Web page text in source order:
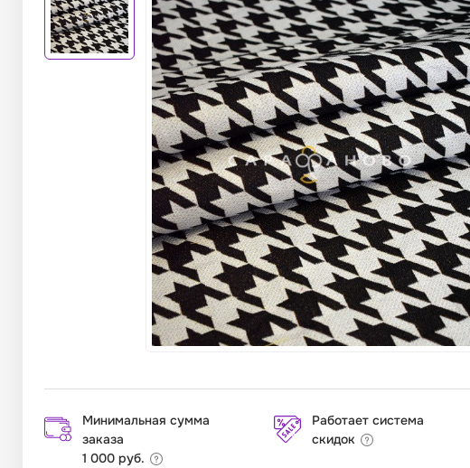
Минимальная сумма
заказа
1 000 руб.
Работает система
скидок